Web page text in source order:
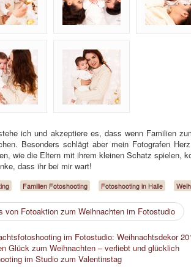
ich und akzeptiere es, dass wenn Familien
Besonders schlägt aber mein Fotografen
wie die Eltern mit ihrem kleinen Schatz spielen,
dass ihr bei mir wart!
Familien Fotoshooting Fotoshooting in Halle
von Fotoaktion zum Weihnachten im Fotostudio
im Fotostudio: Weihnachtsdekor
Glück zum Weihnachten – verliebt und glücklich
im Studio zum Valentinstag